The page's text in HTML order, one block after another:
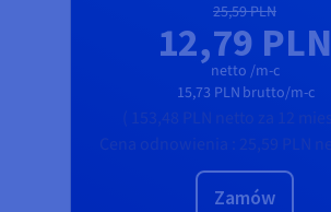
25,59 PLN
12,79 PLN
netto /m-c
15,73 PLN brutto/m-c
Zamów